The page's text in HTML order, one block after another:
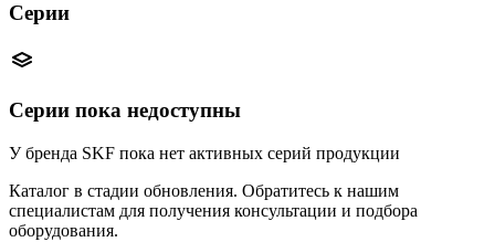
Серии
Серии пока недоступны
У бренда SKF пока нет активных серий продукции
Каталог в стадии обновления. Обратитесь к нашим
специалистам для получения консультации и подбора
оборудования.